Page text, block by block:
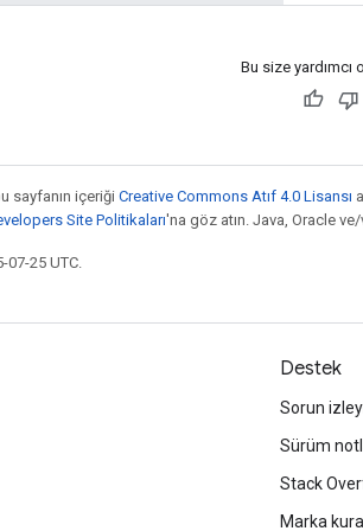
Bu size yardımcı
sayfanın içeriği Creative Commons Atıf 4.0 Lisansı
Site Politikaları'na göz atın. Java, Oracle ve/
25 UTC.
Destek
Sorun
Sürüm
Stack
Marka